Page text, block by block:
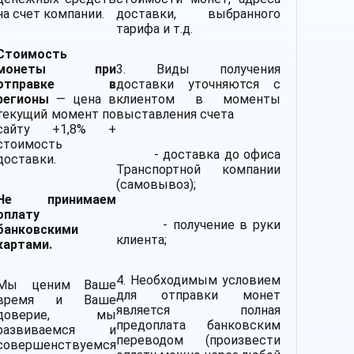
счет компании.
при
в
— цена в
момент по
+1,8% +
принимаем
ценим Ваше
и Ваше
мы
и
доставки, выбранного
тарифа и т.д.
3. Виды получения
доставки уточняются с
клиентом в моменты
выставления счета
- доставка до офиса
Транспортной компании
(самовывоз);
- получение в руки
клиента;
4. Необходимым условием
для отправки монет
является полная
предоплата банковским
переводом (произвести